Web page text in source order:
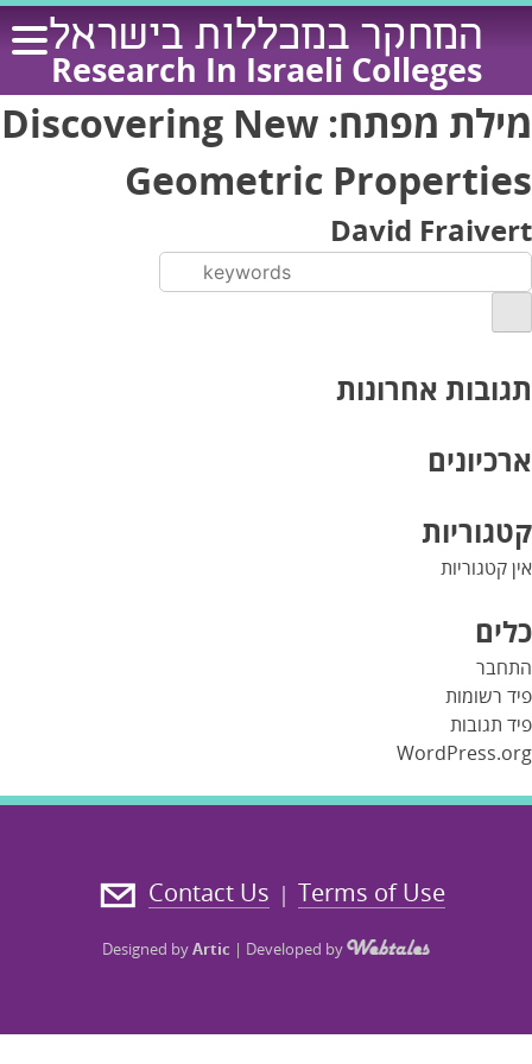
Skip
content
המחקר במכללות בישראל
Research In Israeli Colleges
מילת מפתח: Discovering New
Geometric Properties
David Fraivert
תגובות אחרונות
ארכיונים
קטגוריות
אין קטגוריות
כלים
התחבר
פיד רשומות
פיד תגובות
WordPress.org
Terms of Use
|
Contact Us
Designed byArtic | Developed by